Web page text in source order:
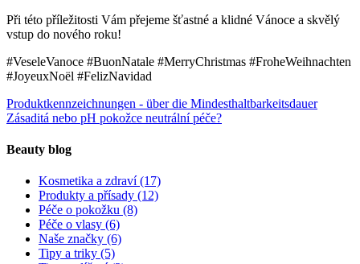
Při této příležitosti Vám přejeme šťastné a klidné Vánoce a skvělý
vstup do nového roku!
#VeseleVanoce #BuonNatale #MerryChristmas #FroheWeihnachten
#JoyeuxNoël #FelizNavidad
Produktkennzeichnungen - über die Mindesthaltbarkeitsdauer
Zásaditá nebo pH pokožce neutrální péče?
Beauty blog
Kosmetika a zdraví(17)
Produkty a přísady (12)
Péče o pokožku (8)
Péče o vlasy (6)
Naše značky (6)
Tipy a triky (5)